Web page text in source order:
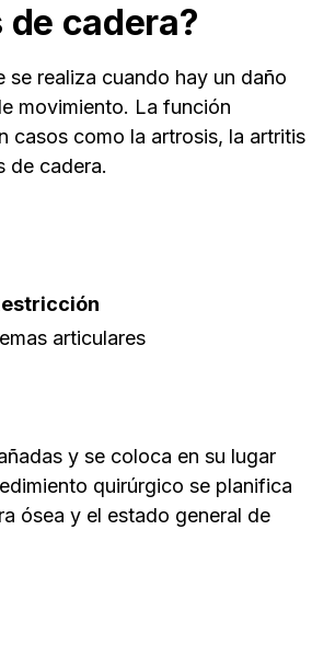
cadera?
realiza cuando hay un daño
movimiento. La función
casos como la artrosis, la artritis
de cadera.
articulares
y se coloca en su lugar
quirúrgico se planifica
ósea y el estado general de